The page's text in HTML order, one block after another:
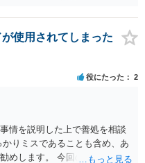
ですので、御相談の案件につ
れません。相手にしない方が
使用されてしまった
役にたった 2
情を説明した上で善処を相談
りミスであることも含め、あ
めします。 今回のできごとだ